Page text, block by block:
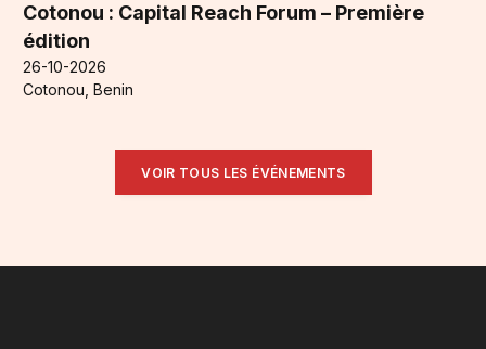
Cotonou : Capital Reach Forum – Première
édition
26-10-2026
Cotonou, Benin
VOIR TOUS LES ÉVÉNEMENTS